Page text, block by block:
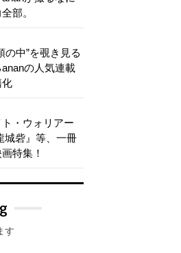
部。
の中”を覗き見る
の人気連載
化
ト・ウォリアー
城砦』等、一冊
特集！
す